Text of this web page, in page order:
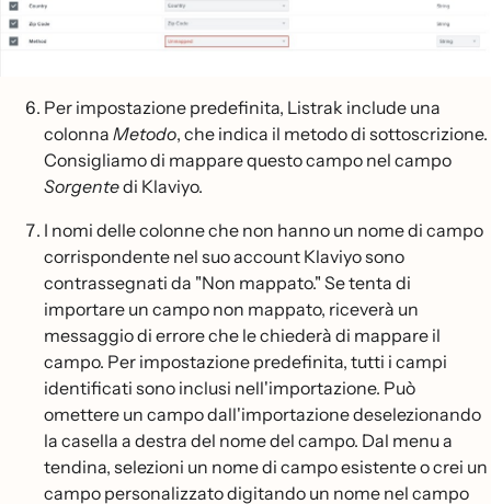
Per impostazione predefinita, Listrak include una
colonna Metodo, che indica il metodo di sottoscrizione.
Consigliamo di mappare questo campo nel campo
Sorgentedi Klaviyo.
I nomi delle colonne che non hanno un nome di campo
corrispondente nel suo account Klaviyo sono
contrassegnati da "Non mappato." Se tenta di
importare un campo non mappato, riceverà un
messaggio di errore che le chiederà di mappare il
campo. Per impostazione predefinita, tutti i campi
identificati sono inclusi nell'importazione. Può
omettere un campo dall'importazione deselezionando
la casella a destra del nome del campo. Dal menu a
tendina, selezioni un nome di campo esistente o crei un
campo personalizzato digitando un nome nel campo